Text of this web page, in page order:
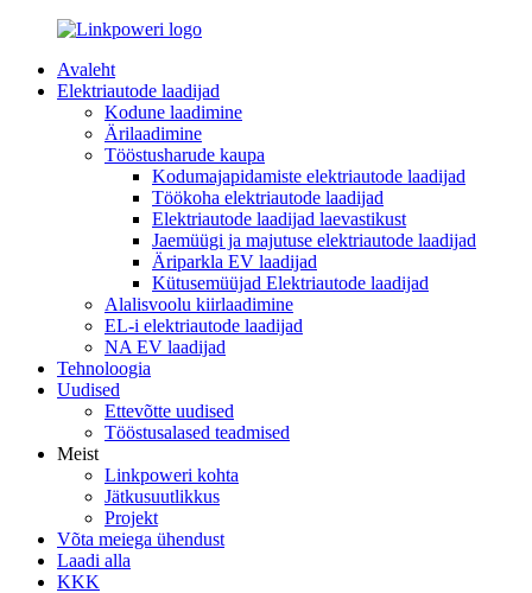
Avaleht
Elektriautode laadijad
Kodune laadimine
Ärilaadimine
Tööstusharude kaupa
Kodumajapidamiste elektriautode laadijad
Töökoha elektriautode laadijad
Elektriautode laadijad laevastikust
Jaemüügi ja majutuse elektriautode laadijad
Äriparkla EV laadijad
Kütusemüüjad Elektriautode laadijad
Alalisvoolu kiirlaadimine
EL-i elektriautode laadijad
NA EV laadijad
Tehnoloogia
Uudised
Ettevõtte uudised
Tööstusalased teadmised
Meist
Linkpoweri kohta
Jätkusuutlikkus
Projekt
Võta meiega ühendust
Laadi alla
KKK